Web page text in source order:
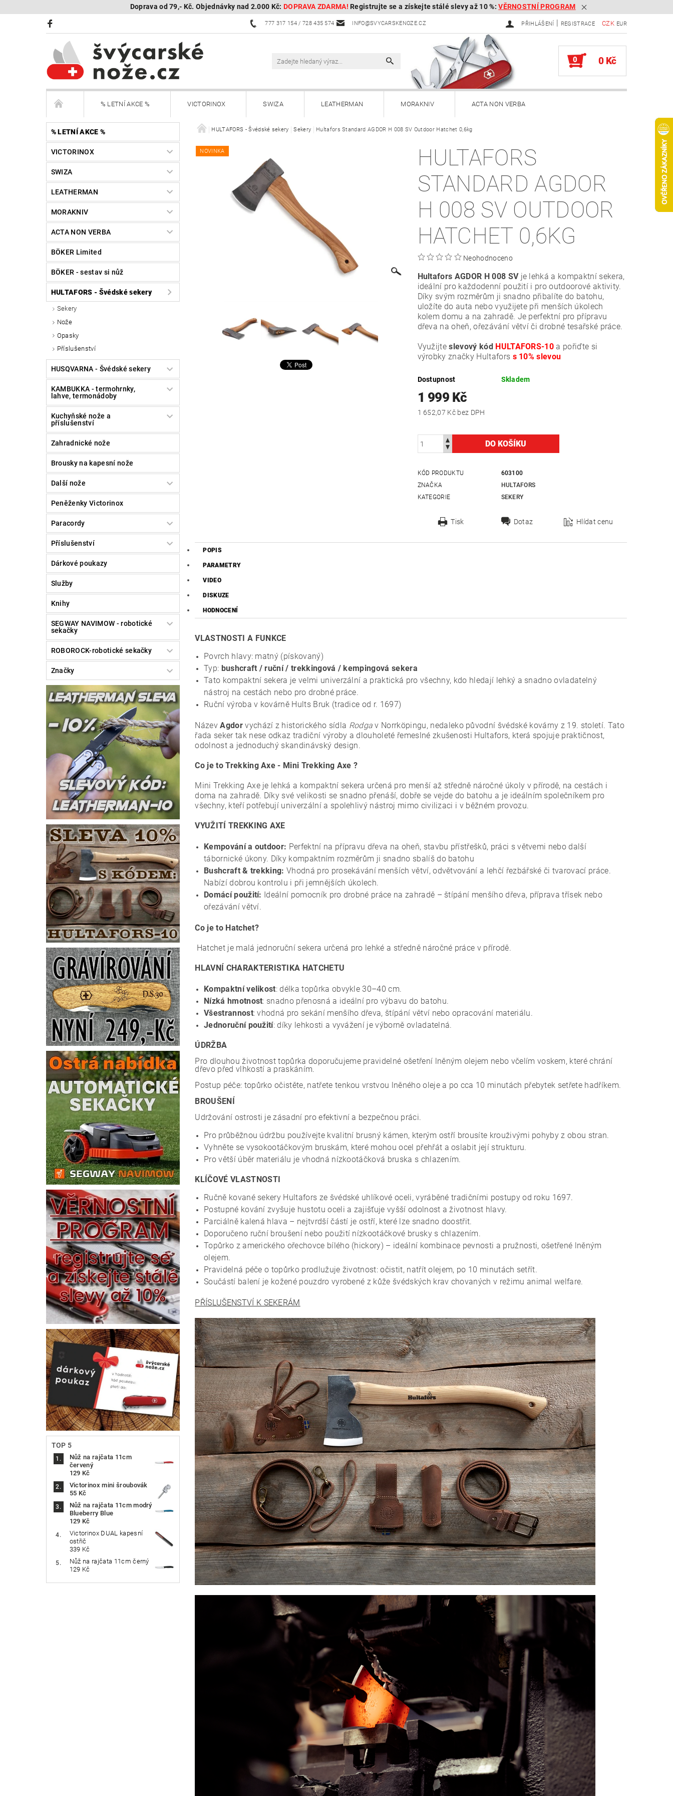
Doprava od 79,- Kč. Objednávky nad 2.000 Kč: DOPRAVA ZDARMA! Registrujte se a získejte stálé slevy až 10 %:VĚRNOSTNÍ PROGRAM
777 317 154 / 728 435 574 INFO@SVYCARSKENOZE.CZ CZK EUR
PŘIHLÁŠENÍ | REGISTRACE
0 0 Kč
% LETNÍ AKCE % VICTORINOX SWIZA LEATHERMAN MORAKNIV ACTA NON VERBA
BÖKER Limited BÖKER - sestav si nůž HULTAFORS - Švédské sekery HUSQVARNA - Švédské sekery
KAMBUKKA - termohrnky, lahve, termonádoby Brousky na kapesní nože
Další nože Peněženky Victorinox Paracordy Dárkové poukazy Služby Knihy
SEGWAY NAVIMOW - robotické sekačky ROBOROCK-robotické sekačky Vrácení, výměna zboží, reklamace
% LETNÍ AKCE %
VICTORINOX
SWIZA
LEATHERMAN
MORAKNIV
ACTA NON VERBA
BÖKER Limited
BÖKER - sestav si nůž
HULTAFORS - Švédské sekery
Sekery
Nože
Opasky
Příslušenství
HUSQVARNA - Švédské sekery
KAMBUKKA - termohrnky,
lahve, termonádoby
Kuchyňské nože a
příslušenství
Zahradnické nože
Brousky na kapesní nože
Další nože
Peněženky Victorinox
Paracordy
Příslušenství
Dárkové poukazy
Služby
Knihy
SEGWAY NAVIMOW - robotické
sekačky
ROBOROCK-robotické sekačky
Značky
TOP 5
Nůž na rajčata 11cm
červený
129 Kč
Victorinox mini šroubovák
55 Kč
Nůž na rajčata 11cm modrý
Blueberry Blue
129 Kč
Victorinox DUAL kapesní
ostřič
339 Kč
Nůž na rajčata 11cm černý
129 Kč
HULTAFORS - Švédské sekery Sekery Hultafors Standard AGDOR H 008 SV Outdoor Hatchet 0,6kg
NOVINKA
HULTAFORS
STANDARD AGDOR
H 008 SV OUTDOOR
HATCHET 0,6KG
Neohodnoceno
Hultafors AGDOR H 008 SVje lehká a kompaktní sekera,
ideální pro každodenní použití i pro outdoorové aktivity.
Díky svým rozměrům ji snadno přibalíte do batohu,
uložíte do auta nebo využijete při menších úkolech
kolem domu a na zahradě. Je perfektní pro přípravu
dřeva na oheň, ořezávání větví či drobné tesařské práce.
Využijteslevový kód HULTAFORS-10 a pořiďte si
výrobky značky Hultafors s 10% slevou
Dostupnost Skladem
1 999 Kč
1 652,07 Kč bez DPH
KÓD PRODUKTU
603100
ZNAČKA
HULTAFORS
KATEGORIE
SEKERY
Tisk Dotaz Hlídat cenu
POPIS
PARAMETRY
VIDEO
DISKUZE
HODNOCENÍ
VLASTNOSTI A FUNKCE
Povrch hlavy: matný (pískovaný)
Typ: bushcraft / ruční / trekkingová / kempingová sekera
Tato kompaktní sekera je velmi univerzální a praktická pro všechny, kdo hledají lehký a snadno ovladatelný
nástroj na cestách nebo pro drobné práce.
Ruční výroba v kovárně Hults Bruk (tradice od r. 1697)
NázevAgdorvychází z historického sídla Rodga v Norrköpingu, nedaleko původní švédské kovárny z 19. století. Tato
řada seker tak nese odkaz tradiční výroby a dlouholeté řemeslné zkušenosti Hultafors, která spojuje praktičnost,
odolnost a jednoduchý skandinávský design.
Co je to Trekking Axe - Mini Trekking Axe ?
Mini Trekking Axe je lehká a kompaktní sekera určená pro menší až středně náročné úkoly v přírodě, na cestách i
doma na zahradě. Díky své velikosti se snadno přenáší, dobře se vejde do batohu a je ideálním společníkem pro
všechny, kteří potřebují univerzální a spolehlivý nástroj mimo civilizaci i v běžném provozu.
VYUŽITÍ TREKKING AXE
Kempování a outdoor: Perfektní na přípravu dřeva na oheň, stavbu přístřešků, práci s větvemi nebo další
tábornické úkony. Díky kompaktním rozměrům ji snadno sbalíš do batohu
Bushcraft & trekking:Vhodná pro prosekávání menších větví, odvětvování a lehčí řezbářské či tvarovací práce.
Nabízí dobrou kontrolu i při jemnějších úkolech.
Domácí použití: Ideální pomocník pro drobné práce na zahradě – štípání menšího dřeva, příprava třísek nebo
ořezávání větví.
Co je to Hatchet?
Hatchet je malá jednoruční sekera určená pro lehké a středně náročné práce v přírodě.
HLAVNÍ CHARAKTERISTIKA HATCHETU
Kompaktní velikost: délka topůrka obvykle 30–40 cm.
Nízká hmotnost: snadno přenosná a ideální pro výbavu do batohu.
Všestrannost: vhodná pro sekání menšího dřeva, štípání větví nebo opracování materiálu.
Jednoruční použití: díky lehkosti a vyvážení je výborně ovladatelná.
ÚDRŽBA
Pro dlouhou životnost topůrka doporučujeme pravidelné ošetření lněným olejem nebo včelím voskem, které chrání
dřevo před vlhkostí a praskáním.
Postup péče: topůrko očistěte, natřete tenkou vrstvou lněného oleje a po cca 10 minutách přebytek setřete hadříkem.
BROUŠENÍ
Udržování ostrosti je zásadní pro efektivní a bezpečnou práci.
Pro průběžnou údržbu používejte kvalitní brusný kámen, kterým ostří brousíte krouživými pohyby z obou stran.
Vyhněte se vysokootáčkovým bruskám, které mohou ocel přehřát a oslabit její strukturu.
Pro větší úběr materiálu je vhodná nízkootáčková bruska s chlazením.
KLÍČOVÉ VLASTNOSTI
Ručně kované sekery Hultafors ze švédské uhlíkové oceli, vyráběné tradičními postupy od roku 1697.
Postupné kování zvyšuje hustotu oceli a zajišťuje vyšší odolnost a životnost hlavy.
Parciálně kalená hlava – nejtvrdší částí je ostří, které lze snadno doostřit.
Doporučeno ruční broušení nebo použití nízkootáčkové brusky s chlazením.
Topůrko z amerického ořechovce bílého (hickory) – ideální kombinace pevnosti a pružnosti, ošetřené lněným
olejem.
Pravidelná péče o topůrko prodlužuje životnost: očistit, natřít olejem, po 10 minutách setřít.
Součástí balení je kožené pouzdro vyrobené z kůže švédských krav chovaných v režimu animal welfare.
PŘÍSLUŠENSTVÍ K SEKERÁM